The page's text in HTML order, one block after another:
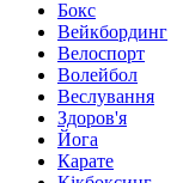
Бокс
Вейкбординг
Велоспорт
Волейбол
Веслування
Здоров'я
Йога
Карате